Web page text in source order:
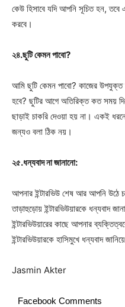
কেউ হিসাবে যদি আপনি সূচিত হন, তবে
করবে।
২৪.ছুটি কেমন পাবো?
আমি ছুটি কেমন পাবো? কাজের
হবে? ছুটির আগে অতিরিক্ত কত সময়
ছাড়াই চাকরি দেওয়া হয় না। একই
জন্যও বলা ঠিক নয়।
২৫.ধন্যবাদ না জানানো:
আপনার ইন্টারভিউ শেষ আর আপনি উঠে
তাড়াহুড়োয় ইন্টারভিউয়ারকে ধন্যবাদ
ইন্টারভিউয়ারের কাছে আপনার
ইন্টারভিউয়ারকে হাসিমুখে ধন্যবাদ
Jasmin Akter
Facebook Comments